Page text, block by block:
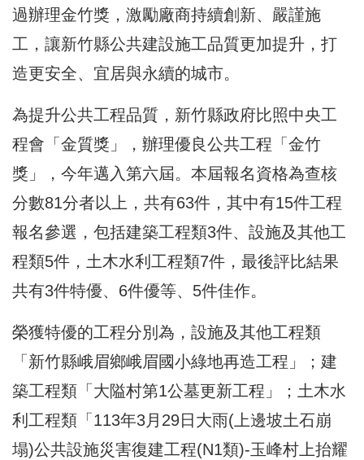
過辦理金竹獎，激勵廠商持續創新、嚴謹施
工，讓新竹縣公共建設施工品質更加提升，打
造更安全、宜居與永續的城市。
為提升公共工程品質，新竹縣政府比照中央工
程會「金質獎」，辦理優良公共工程「金竹
獎」，今年邁入第六屆。本屆報名資格為查核
分數81分者以上，共有63件，其中有15件工程
報名參選，包括建築工程類3件、設施及其他工
程類5件，土木水利工程類7件，最後評比結果
共有3件特優、6件優等、5件佳作。
榮獲特優的工程分別為，設施及其他工程類
「新竹縣峨眉鄉峨眉國小綠地再造工程」；建
築工程類「大隘村第1公墓更新工程」；土木水
利工程類「113年3月29日大雨(上邊坡土石崩
塌)公共設施災害復建工程(N1類)-玉峰村上抬耀